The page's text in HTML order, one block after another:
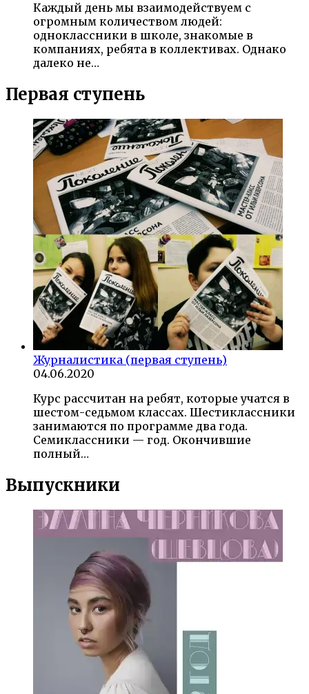
Каждый день мы взаимодействуем с
огромным количеством людей:
одноклассники в школе, знакомые в
компаниях, ребята в коллективах. Однако
далеко не…
Первая ступень
Журналистика (первая ступень)
04.06.2020
Курс рассчитан на ребят, которые учатся в
шестом-седьмом классах. Шестиклассники
занимаются по программе два года.
Семиклассники — год. Окончившие
полный…
Выпускники